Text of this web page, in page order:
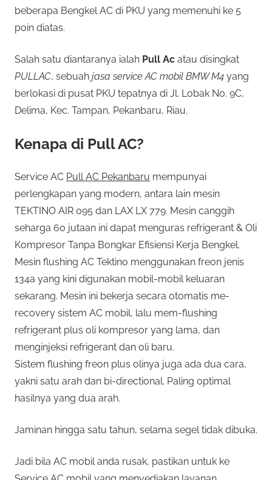
beberapa Bengkel AC di PKU yang memenuhi ke 5
poin diatas.
Salah satu diantaranya ialah Pull Ac atau disingkat
PULLAC, sebuah jasa service AC mobil BMW M4 yang
berlokasi di pusat PKU tepatnya di Jl. Lobak No. 9C,
Delima, Kec. Tampan, Pekanbaru, Riau.
Kenapa di Pull AC?
Service AC Pull AC Pekanbaru mempunyai
perlengkapan yang modern, antara lain mesin
TEKTINO AIR 095 dan LAX LX 779. Mesin canggih
seharga 60 jutaan ini dapat menguras refrigerant & Oli
Kompresor Tanpa Bongkar Efisiensi Kerja Bengkel.
Mesin flushing AC Tektino menggunakan freon jenis
134a yang kini digunakan mobil-mobil keluaran
sekarang. Mesin ini bekerja secara otomatis me-
recovery sistem AC mobil, lalu mem-flushing
refrigerant plus oli kompresor yang lama, dan
menginjeksi refrigerant dan oli baru.
Sistem flushing freon plus olinya juga ada dua cara,
yakni satu arah dan bi-directional. Paling optimal
hasilnya yang dua arah.
Jaminan hingga satu tahun, selama segel tidak dibuka.
Jadi bila AC mobil anda rusak, pastikan untuk ke